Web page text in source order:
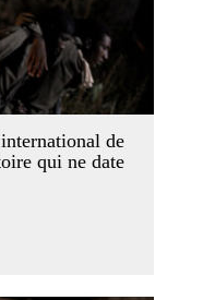
de
qui ne date